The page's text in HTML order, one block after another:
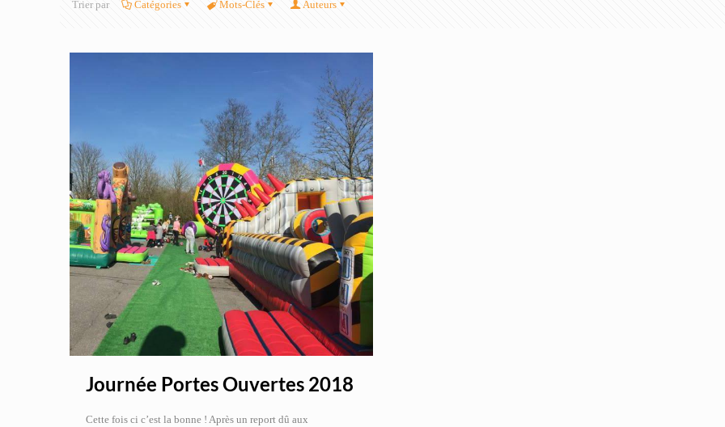
Trier par Catégories Mots-Clés Auteurs
Journée Portes Ouvertes 2018
Cette fois ci c’est la bonne ! Après un report dû aux